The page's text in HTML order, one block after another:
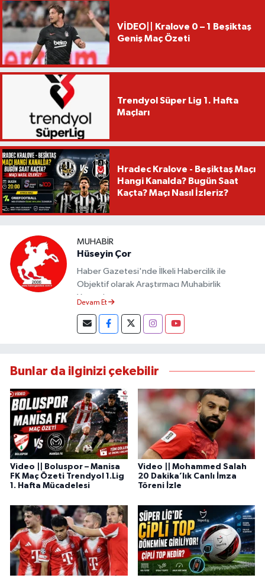
VİDEO|| Kralove 0 – 1 Beşiktaş
Geniş Maç Özeti
Trendyol Süper Lig 1. Hafta
Maçları
Hradec Kralove - Beşiktaş Maçı
Hangi Kanalda? Bugün Saat
Kaçta? Maçı Nasıl İzleriz?
MUHABIR
Hüseyin Çor
Haber Gazetesi'nde İlkeli Habercilik ile
Objektif olarak Araştırmacı Muhabirlik
Yapmaktayım.
Devam Et
Bunlar da ilginizi çekebilir
Video || Boluspor – Manisa
FK Maç Özeti Trendyol 1.Lig
1. Hafta Mücadelesi
Video || Mohammed Salah
20 Dakika’lık Canlı İmza
Töreni İzle